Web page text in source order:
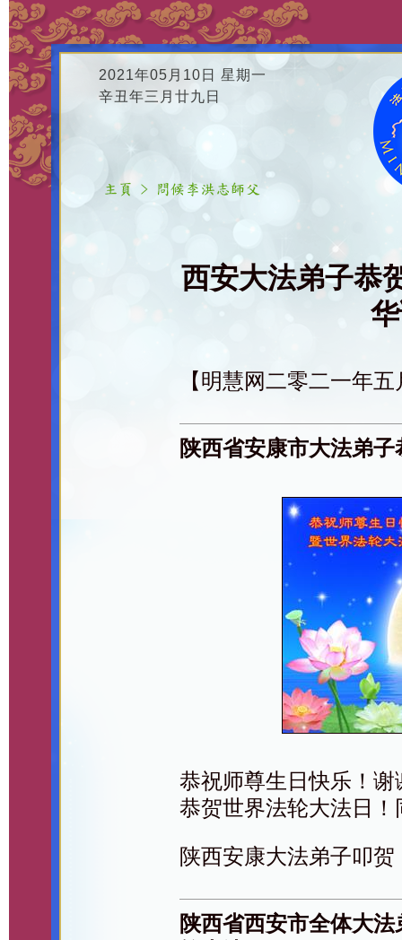
2021年05月10日 星期一
辛丑年三月廿九日
西安大法弟子恭
【明慧网二零二一年
陕西省安康市大法弟
恭祝师尊生日快乐！
恭贺世界法轮大法日
陕西安康大法弟子叩贺
陕西省西安市全体大